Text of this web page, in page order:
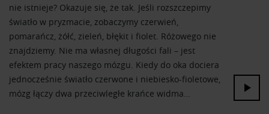
nie istnieje? Okazuje się, że tak. Jeśli rozszczepimy
światło w pryzmacie, zobaczymy czerwień,
pomarańcz, żółć, zieleń, błękit i fiolet. Różowego nie
znajdziemy. Nie ma własnej długości fali – jest
efektem pracy naszego mózgu. Kiedy do oka dociera
jednocześnie światło czerwone i niebiesko-fioletowe,
mózg łączy dwa przeciwległe krańce widma…